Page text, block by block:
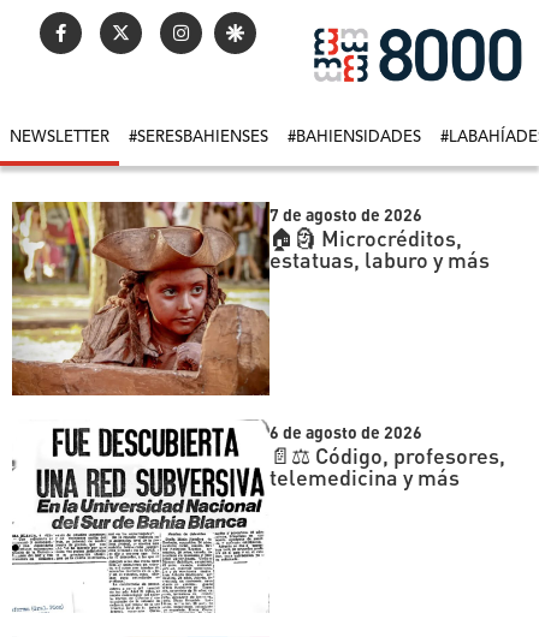
NEWSLETTER #SERESBAHIENSES #BAHIENSIDADES
7 de agosto de 2026
🏠🗿 Microcréditos,
estatuas, laburo y más
6 de agosto de 2026
📄⚖️ Código, profesores,
telemedicina y más